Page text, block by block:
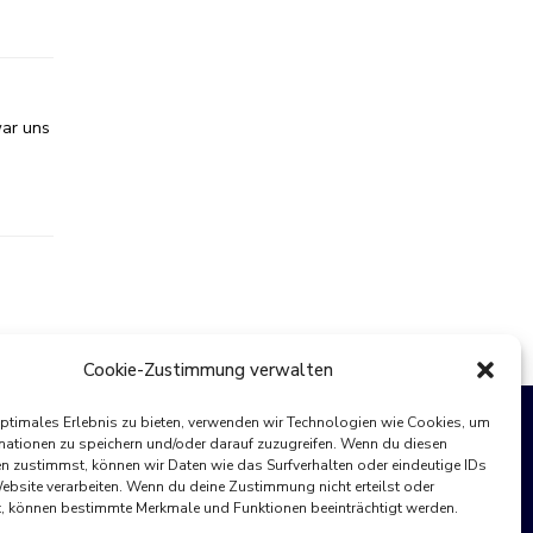
Cookie-Zustimmung verwalten
Erlebnis zu bieten, verwenden wir Technologien wie Cookies, um
zu speichern und/oder darauf zuzugreifen. Wenn du diesen
zustimmst, können wir Daten wie das Surfverhalten oder eindeutige IDs
verarbeiten. Wenn du deine Zustimmung nicht erteilst oder
können bestimmte Merkmale und Funktionen beeinträchtigt werden.
uns